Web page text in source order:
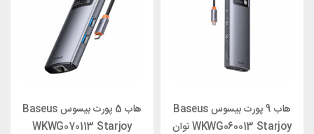
هاب 9 پورت بیسوس Baseus
WKWG060013 Starjoy توان
هاب 5 پورت بیسوس Baseus
WKWG070113 Starjoy